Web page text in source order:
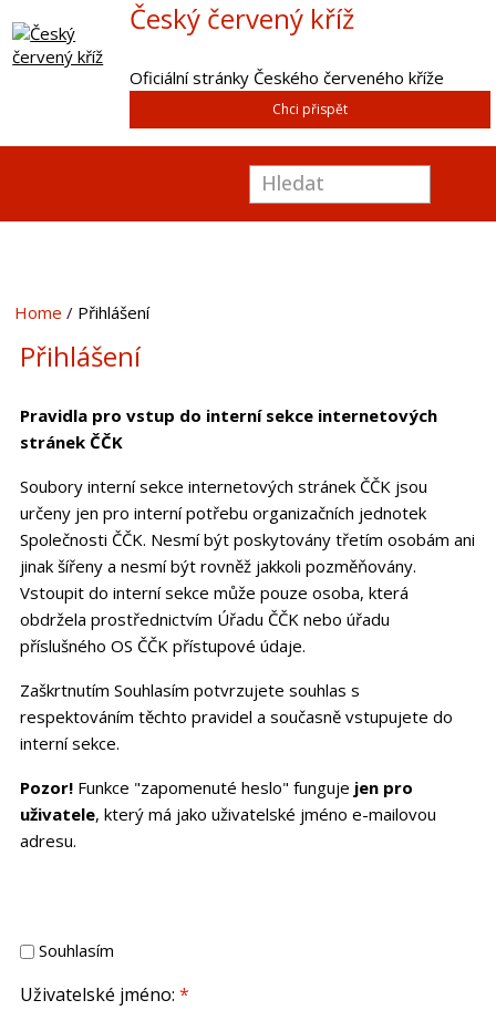
Český červený kříž
Oficiální stránky Českého červeného kříže
Chci přispět
Home Přihlášení
Přihlášení
Pravidla pro vstup do interní sekce internetových
stránek ČČK
Soubory interní sekce internetových stránek ČČK jsou
určeny jen pro interní potřebu organizačních jednotek
Společnosti ČČK. Nesmí být poskytovány třetím osobám ani
jinak šířeny a nesmí být rovněž jakkoli pozměňovány.
Vstoupit do interní sekce může pouze osoba, která
obdržela prostřednictvím Úřadu ČČK nebo úřadu
příslušného OS ČČK přístupové údaje.
Zaškrtnutím Souhlasím potvrzujete souhlas s
respektováním těchto pravidel a současně vstupujete do
interní sekce.
Pozor!Funkce "zapomenuté heslo" funguje jen pro
uživatele, který má jako uživatelské jméno e-mailovou
adresu.
Souhlasím
Uživatelské jméno: *